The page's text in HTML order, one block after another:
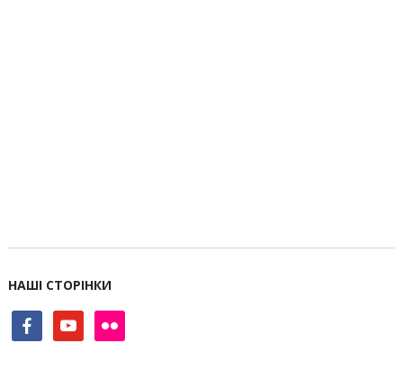
НАШІ СТОРІНКИ
facebookyoutube flickr